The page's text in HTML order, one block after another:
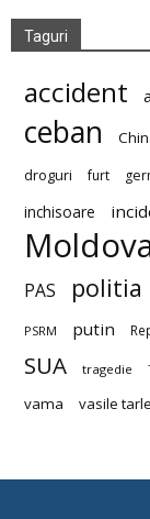
Taguri
accident
ceban
droguri furt
inchisoare
PAS politia
PSRM putin
SUA tragedie
vama vasile